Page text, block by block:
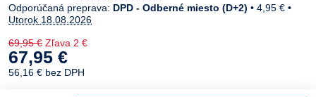
DPD - Odberné miesto (D+2) • 4,95 € •
Utorok 18.08.2026
69,95 € Zľava 2 €
67,95 €
56,16 € bez DPH